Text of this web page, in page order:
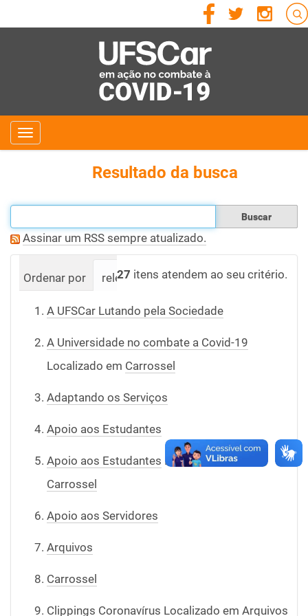
Toggle navigation
Resultado da busca
Filtrar os resultados
Assinar um RSS sempre atualizado.
27 itens atendem ao seu critério.
Ordenar por relevância data (mais recente
A UFSCar Lutando pela Sociedade
A Universidade no combate a Covid-19
Localizado em Carrossel
Adaptando os Serviços
Apoio aos Estudantes
Apoio aos Estudantes Localizado em
Carrossel
Apoio aos Servidores
Arquivos
Carrossel
Clippings Coronavírus Localizado em Arquivos